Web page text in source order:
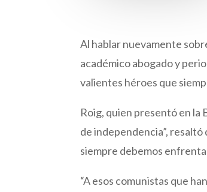
Al hablar nuevamente
académico abogado y
valientes héroes que
Roig, quien presentó en la
de independencia”, resaltó
siempre debemos
“A esos comunistas que